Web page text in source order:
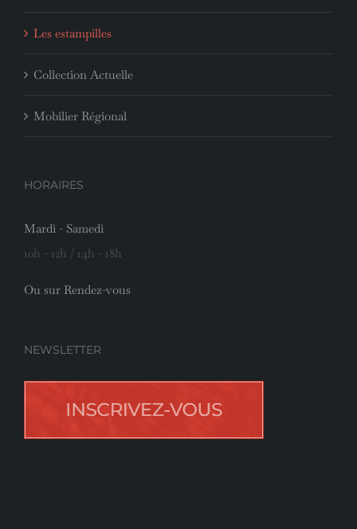
Les estampilles
Collection Actuelle
Mobilier Régional
HORAIRES
Mardi - Samedi
10h - 12h / 14h - 18h
Ou sur Rendez-vous
NEWSLETTER